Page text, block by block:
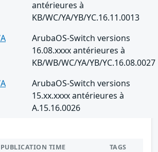
antérieures à
KB/WC/YA/YB/YC.16.11.0013
ArubaOS-Switch versions
16.08.xxxx antérieures à
KB/WB/WC/YA/YB/YC.16.08.0027
ArubaOS-Switch versions
15.xx.xxxx antérieures à
A.15.16.0026
PUBLICATION TIME TAGS